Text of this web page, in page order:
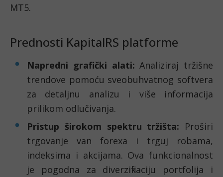
MT5.
Prednosti KapitalRS platforme
Napredni grafički alati: Analiziraj tržišne
trendove pomoću sveobuhvatnog softvera
za detaljnu analizu i više informacija
prilikom odlučivanja.
Pristup širokom spektru tržišta: Proširi
trgovanje van forexa i trguj robama,
indeksima i akcijama. Ova funkcionalnost
je pogodna za diverzifikaciju portfolija i